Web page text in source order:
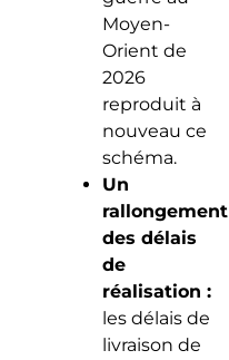
Moyen-
Orient de
2026
reproduit à
nouveau ce
schéma.
Un
rallongement
des délais
de
réalisation :
les délais de
livraison de